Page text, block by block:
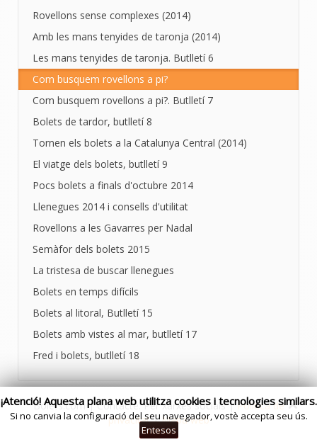
Rovellons sense complexes (2014)
Amb les mans tenyides de taronja (2014)
Les mans tenyides de taronja. Butlletí 6
Com busquem rovellons a pi?
Com busquem rovellons a pi?. Butlletí 7
Bolets de tardor, butlletí 8
Tornen els bolets a la Catalunya Central (2014)
El viatge dels bolets, butlletí 9
Pocs bolets a finals d'octubre 2014
Llenegues 2014 i consells d'utilitat
Rovellons a les Gavarres per Nadal
Semàfor dels bolets 2015
La tristesa de buscar llenegues
Bolets en temps difícils
Bolets al litoral, Butlletí 15
Bolets amb vistes al mar, butlletí 17
Fred i bolets, butlletí 18
Bolets.com | Contacte: Per xarxes socials |Politica de
privacitat|Mapa web
¡Atenció! Aquesta plana web utilitza cookies i tecnologies similars.
Si no canvia la configuració del seu navegador, vostè accepta seu ús.
Entesos